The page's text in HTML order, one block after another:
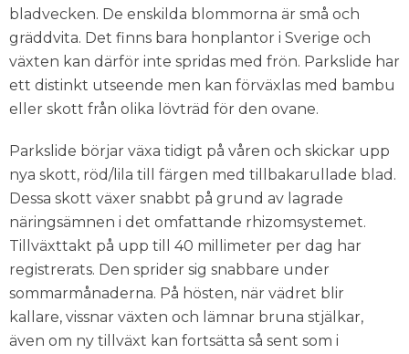
bladvecken. De enskilda blommorna är små och
gräddvita. Det finns bara honplantor i Sverige och
växten kan därför inte spridas med frön. Parkslide har
ett distinkt utseende men kan förväxlas med bambu
eller skott från olika lövträd för den ovane.
Parkslide börjar växa tidigt på våren och skickar upp
nya skott, röd/lila till färgen med tillbakarullade blad.
Dessa skott växer snabbt på grund av lagrade
näringsämnen i det omfattande rhizomsystemet.
Tillväxttakt på upp till 40 millimeter per dag har
registrerats. Den sprider sig snabbare under
sommarmånaderna. På hösten, när vädret blir
kallare, vissnar växten och lämnar bruna stjälkar,
även om ny tillväxt kan fortsätta så sent som i